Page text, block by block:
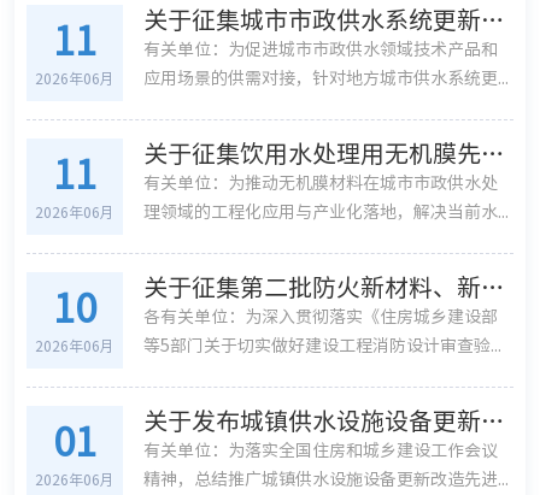
11
2026年06月
关于征集城市市政供水系统更新改造先进适用技术产品的通知
有关单位：为促进城市市政供水领域技术产品和
应用场景的供需对接，针对地方城市供水系统更...
11
2026年06月
关于征集饮用水处理用无机膜先进适用技术产品、设备装备和处理工艺的通知
有关单位：为推动无机膜材料在城市市政供水处
理领域的工程化应用与产业化落地，解决当前水...
10
2026年06月
关于征集第二批防火新材料、新技术、新工艺与典型案例的通知
各有关单位：为深入贯彻落实《住房城乡建设部
等5部门关于切实做好建设工程消防设计审查验...
01
2026年06月
关于发布城镇供水设施设备更新改造 典型应用案例清单的通知
有关单位：为落实全国住房和城乡建设工作会议
精神，总结推广城镇供水设施设备更新改造先进...